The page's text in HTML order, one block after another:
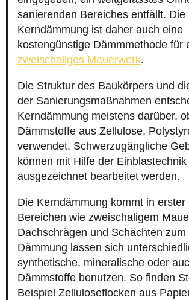
sanierenden Bereiches entfällt. Die
Kerndämmung ist daher auch eine
kostengünstige Dämmmethode für
zweischaliges Mauerwerk.
Die Struktur des Baukörpers und
der Sanierungsmaßnahmen
Kerndämmung meistens darüber,
Dämmstoffe aus Zellulose,
verwendet. Schwerzugängliche
können mit Hilfe der Einblastechnik
ausgezeichnet bearbeitet werden.
Die Kerndämmung kommt in erster
Bereichen wie zweischaligem
Dachschrägen und Schächten
Dämmung lassen sich
synthetische, mineralische oder
Dämmstoffe benutzen. So finden
Beispiel Zelluloseflocken aus